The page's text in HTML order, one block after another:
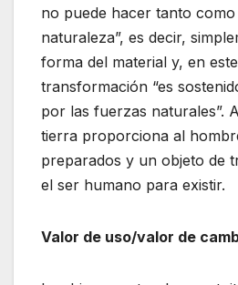
no puede hacer tanto
naturaleza”, es decir,
forma del material y, en
transformación “es
por las fuerzas naturales”.
tierra proporciona al
preparados y un objeto de
el ser humano para existir.
Valor de uso/valor de